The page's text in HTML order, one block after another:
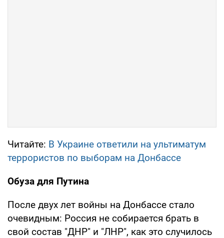
Читайте: В Украине ответили на ультиматум
террористов по выборам на Донбассе
Обуза для Путина
После двух лет войны на Донбассе стало
очевидным: Россия не собирается брать в
свой состав "ДНР" и "ЛНР", как это случилось